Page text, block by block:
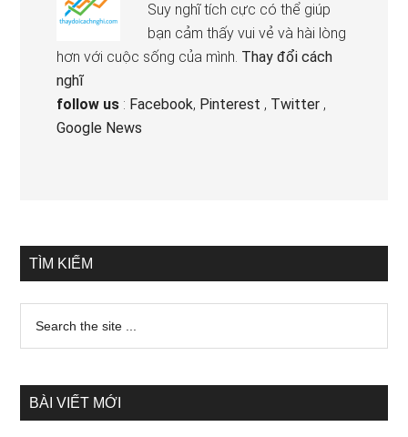
Suy nghĩ tích cực có thể giúp
bạn cảm thấy vui vẻ và hài lòng
hơn với cuộc sống của mình. Thay đổi cách
nghĩ
follow us : Facebook, Pinterest , Twitter ,
Google News
TÌM KIẾM
BÀI VIẾT MỚI